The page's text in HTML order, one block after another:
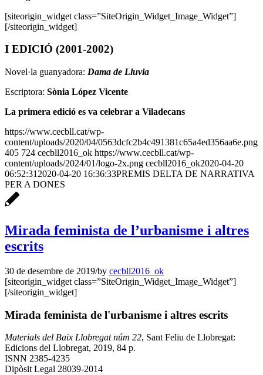
[siteorigin_widget class=”SiteOrigin_Widget_Image_Widget”]
[/siteorigin_widget]
I EDICIÓ (2001-2002)
Novel·la guanyadora: Dama de Lluvia
Escriptora: Sònia López Vicente
La primera edició es va celebrar a Viladecans
https://www.cecbll.cat/wp-
content/uploads/2020/04/0563dcfc2b4c491381c65a4ed356aa6e.png
405 724 cecbll2016_ok https://www.cecbll.cat/wp-
content/uploads/2024/01/logo-2x.png cecbll2016_ok2020-04-20
06:52:31 2020-04-20 16:36:33PREMIS DELTA DE NARRATIVA
PER A DONES
Mirada feminista de l’urbanisme i altres
escrits
30 de desembre de 2019/by cecbll2016_ok
[siteorigin_widget class=”SiteOrigin_Widget_Image_Widget”]
[/siteorigin_widget]
Mirada feminista de l'urbanisme i altres escrits
Materials del Baix Llobregat núm 22, Sant Feliu de Llobregat:
Edicions del Llobregat, 2019, 84 p.
ISNN 2385-4235
Dipòsit Legal 28039-2014